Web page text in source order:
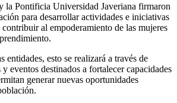
la Pontificia Universidad Javeriana firmaron
para desarrollar actividades e iniciativas
al empoderamiento de las mujeres
entidades, esto se realizará a través de
eventos destinados a fortalecer capacidades
generar nuevas oportunidades